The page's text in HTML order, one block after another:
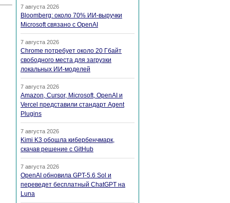
7 августа 2026
Bloomberg: около 70% ИИ-выручки
Microsoft связано с OpenAI
7 августа 2026
Chrome потребует около 20 Гбайт
свободного места для загрузки
локальных ИИ-моделей
7 августа 2026
Amazon, Cursor, Microsoft, OpenAI и
Vercel представили стандарт Agent
Plugins
7 августа 2026
Kimi K3 обошла кибербенчмарк,
скачав решение с GitHub
7 августа 2026
OpenAI обновила GPT-5.6 Sol и
переведет бесплатный ChatGPT на
Luna